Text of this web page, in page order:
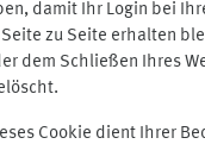
damit Ihr Login bei
zu Seite erhalten
dem Schließen Ihres
Cookie dient Ihrer